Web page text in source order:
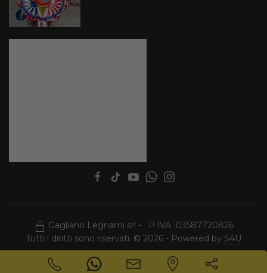
Gagliano Legnami srl - P.IVA 03587720826
Tutti i diritti sono riservati. © 2026 - Powered by S4U